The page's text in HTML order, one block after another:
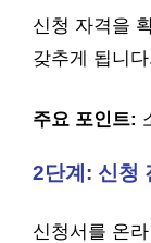
신청 자격을
갖추게 됩니
주요 포인트:
2단계: 신청
신청서를 온